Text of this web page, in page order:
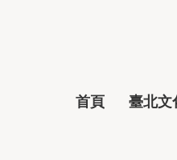
首頁 臺北文